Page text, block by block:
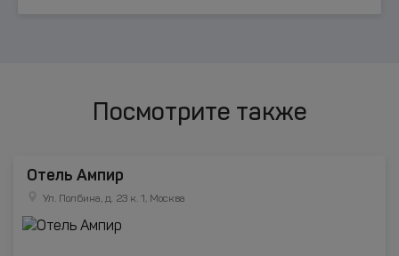
Посмотрите также
Отель Ампир
Ул. Полбина, д. 23 к. 1, Москва